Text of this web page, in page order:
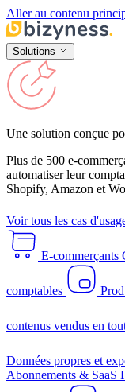
Aller au contenu
Solutions
Une solution conçue
Plus de 500 e-
automatiser leur
Shopify, Amazon et
Voir tous les cas
E-commerçants
comptables
contenus vendus en
Données propres et
Abonnements & SaaS